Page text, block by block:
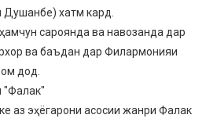
Душанбе) хатм кард.
сароянда ва навозанда дар
ва баъдан дар Филармонияи
дод.
"Фалак"
аз эҳёгарони асосии жанри Фалак